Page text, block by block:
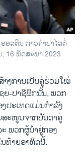
ອສຕິນ ກ່າວຄຳປາໄສຕໍ່
16 ພຶດສະພາ 2023.
ງການເປັນຄູ່ຮ່ວມໃໝ່
ຍ-ປາຊີຟິກນັ້ນ, ພວກ
ປະເທດແມ່ນກຳລັງ
ສະໜູນຈາກບັນດາຄູ່
ພວກຜູ້ນຳຢູ່ກອງ
ທ້າຍອາທິດນີ້.